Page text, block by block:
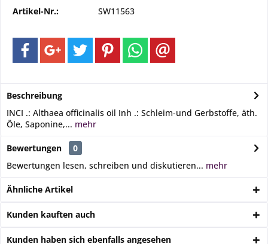
Artikel-Nr.: SW11563
Beschreibung
INCI .: Althaea officinalis oil Inh .: Schleim-und Gerbstoffe, äth.
Öle, Saponine,... mehr
Bewertungen
0
Bewertungen lesen, schreiben und diskutieren... mehr
Ähnliche Artikel
Kunden kauften auch
Kunden haben sich ebenfalls angesehen